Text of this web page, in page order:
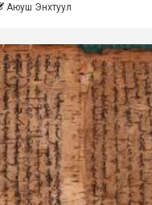
Аюуш Энхтуул